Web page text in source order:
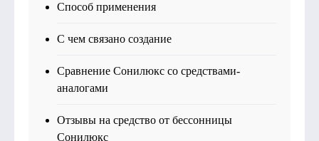
Способ применения
С чем связано создание
Сравнение Сонилюкс со средствами-
аналогами
Отзывы на средство от бессонницы
Сонилюкс